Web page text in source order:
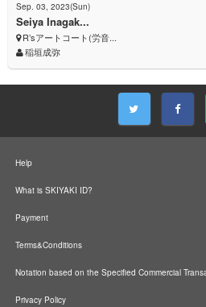
Sep. 03, 2023(Sun)
Seiya Inagak...
R’sアートコート(労音...
稲垣成弥
Help
What is SKIYAKI ID?
Payment
Terms&Conditions
Notation based on the Specified Commercial
Privacy Policy